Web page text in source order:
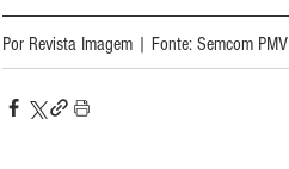
Por Revista Imagem | Fonte: Semcom PMV